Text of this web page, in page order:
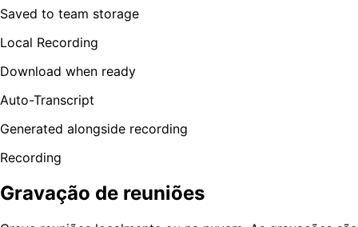
Saved to team storage
Local Recording
Download when ready
Auto-Transcript
Generated alongside recording
Recording
Gravação de reuniões